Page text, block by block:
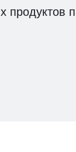
продуктов